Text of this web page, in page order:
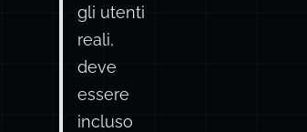
gli utenti
reali,
deve
essere
incluso